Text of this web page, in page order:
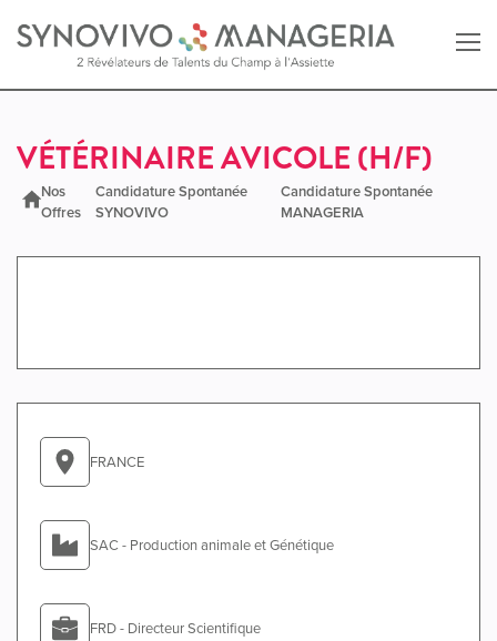
Retour au site MANAGERIA
VÉTÉRINAIRE AVICOLE (H/F)
Nos
Offres
Candidature Spontanée
SYNOVIVO
Candidature Spontanée
MANAGERIA
FRANCE
SAC - Production animale et Génétique
FRD - Directeur Scientifique